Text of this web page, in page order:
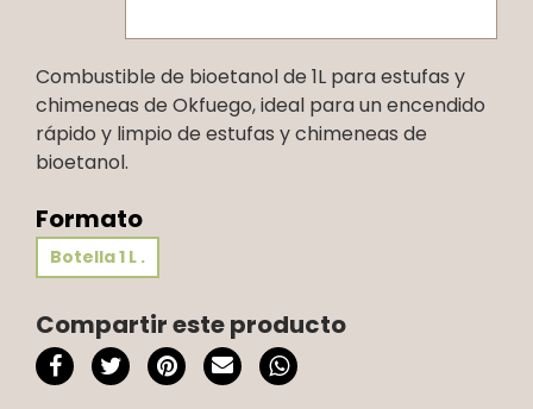
Combustible de bioetanol de 1L para estufas y
chimeneas de Okfuego, ideal para un encendido
rápido y limpio de estufas y chimeneas de
bioetanol.
Formato
Botella 1 L .
Compartir este producto